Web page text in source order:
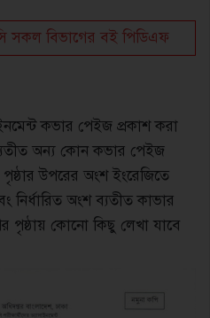
সকল বিভাগের বই পিডিএফ
কভার পেইজ প্রকাশ করা
অন্য কোন কভার পেইজ
উপরের অংশ ইংরেজিতে
নির্ধারিত অংশ ব্যতীত কাভার
পৃষ্ঠায় কোনাে কিছু লেখা যাবে